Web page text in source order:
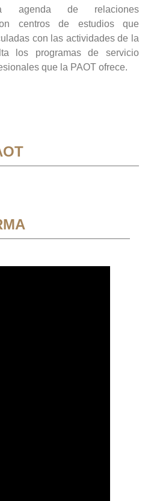
agenda de relaciones
centros de estudios que
con las actividades de la
los programas de servicio
que la PAOT ofrece.